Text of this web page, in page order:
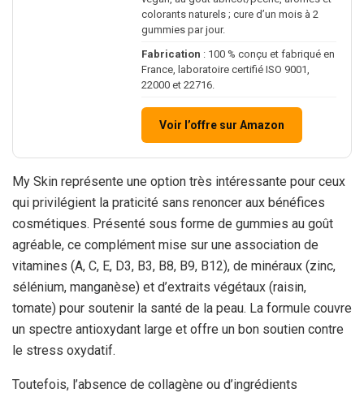
colorants naturels ; cure d’un mois à 2
gummies par jour.
Fabrication : 100 % conçu et fabriqué en
France, laboratoire certifié ISO 9001,
22000 et 22716.
Voir l’offre sur Amazon
My Skin représente une option très intéressante pour ceux
qui privilégient la praticité sans renoncer aux bénéfices
cosmétiques. Présenté sous forme de gummies au goût
agréable, ce complément mise sur une association de
vitamines (A, C, E, D3, B3, B8, B9, B12), de minéraux (zinc,
sélénium, manganèse) et d’extraits végétaux (raisin,
tomate) pour soutenir la santé de la peau. La formule couvre
un spectre antioxydant large et offre un bon soutien contre
le stress oxydatif.
Toutefois, l’absence de collagène ou d’ingrédients